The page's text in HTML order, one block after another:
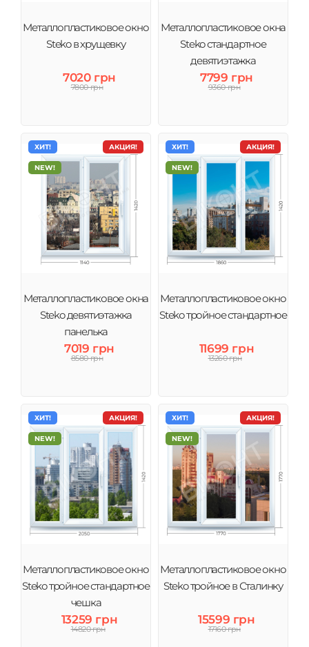
Металлопластиковое окно
Steko в хрущевку
7020 грн
7800 грн
Металлопластиковое окна
Steko стандартное
девятиэтажка
7799 грн
9360 грн
АКЦИЯ!
ХИТ!
NEW!
Металлопластиковое окна
Steko девятиэтажка
панелька
7019 грн
8580 грн
АКЦИЯ!
ХИТ!
NEW!
Металлопластиковое окно
Steko тройное стандартное
11699 грн
13260 грн
АКЦИЯ!
ХИТ!
NEW!
Металлопластиковое окно
Steko тройное стандартное
чешка
13259 грн
14820 грн
АКЦИЯ!
ХИТ!
NEW!
Металлопластиковое окно
Steko тройное в Сталинку
15599 грн
17160 грн